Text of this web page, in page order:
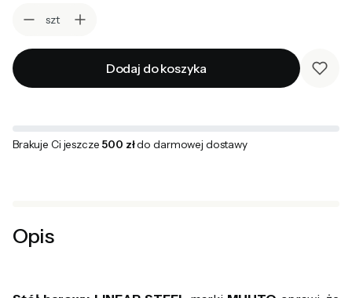
szt
Dodaj do koszyka
Brakuje Ci jeszcze 500 złdo darmowej dostawy
Opis